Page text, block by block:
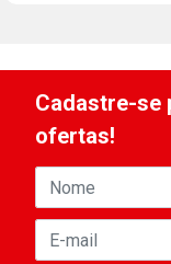
Cadastre-se
ofertas!